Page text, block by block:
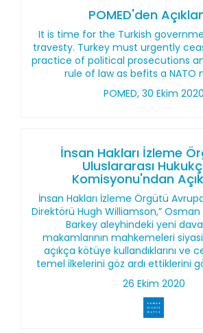
POMED'den
It is time for the Turkish
travesty. Turkey must urgently
practice of political prosecutions
rule of law as befits a NATO
POMED, 30 Ekim 2020
İnsan Hakları İzleme
Uluslararası
Komisyonu'ndan
İnsan Hakları İzleme Örgütü
Direktörü Hugh Williamson,” Osman
Barkey aleyhindeki yeni
makamlarının mahkemeleri
açıkça kötüye kullandıklarını ve
temel ilkelerini göz ardı ettiklerini
26 Ekim 2020